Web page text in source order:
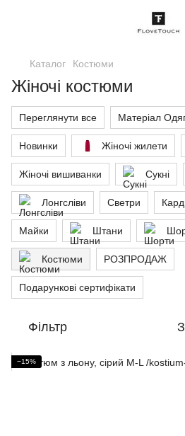
Каталог Костюми
Жіночі костюми
Переглянути все Матеріал
Новинки Жіночі жилети
Жіночі вишиванки Сукні
Лонгсліви Светри
Майки Штани
Костюми РОЗПРОДАЖ
Подарункові сертифікати
Фільтр
−15%